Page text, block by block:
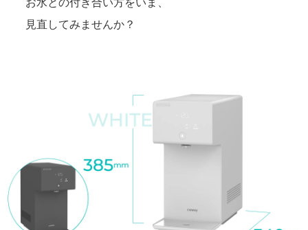
お水との付き合い方をいま、
見直してみませんか？